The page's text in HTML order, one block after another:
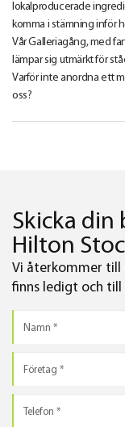
lokalproducerade
komma i stämning inför
Vår Galleriagång, med
lämpar sig utmärkt för
Varför inte anordna ett
oss?
Skicka
Hilton
Vi återkommer till
finns ledigt och till